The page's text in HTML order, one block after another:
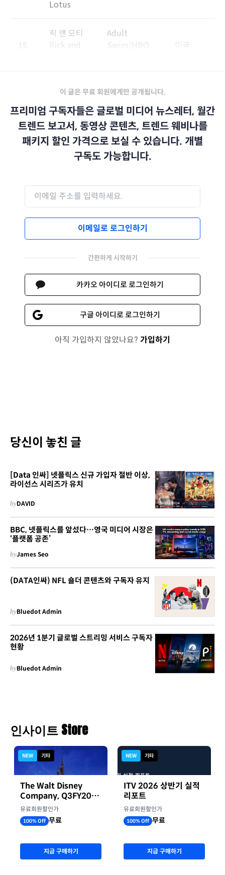
Lotus
15
릭 앤 모티
Rick and
Adult
Swim/HBO
미국
이 글은 무료 회원에게만 공개됩니다.
프리미엄 구독자들은 글로벌 미디어 뉴스레터, 월간
트렌드 보고서, 동영상 콘텐츠, 트렌드 웨비나를
패키지 할인 가격으로 보실 수 있습니다. 개별
구독도 가능합니다.
이메일로 로그인하기
간편하게 시작하기
카카오 아이디로 로그인하기
구글 아이디로 로그인하기
아직 가입하지 않았나요? 가입하기
당신이 놓친 글
[Data 인싸] 넷플릭스 신규 가입자 절반 이상,
라이선스 시리즈가 유치
byDAVID
BBC, 넷플릭스를 앞섰다…영국 미디어 시장은
‘플랫폼 공존’
byJames Seo
(DATA인싸) NFL 숄더 콘텐츠와 구독자 유지
byBluedot Admin
2026년 1분기 글로벌 스트리밍 서비스 구독자
현황
byBluedot Admin
인사이트 Store
NEW 기타
The Walt Disney
Company, Q3FY2026
실적자료
유료회원할인가
100% Off 무료
지금 구매하기
NEW 기타
ITV 2026 상반기 실적
리포트
유료회원할인가
100% Off 무료
지금 구매하기